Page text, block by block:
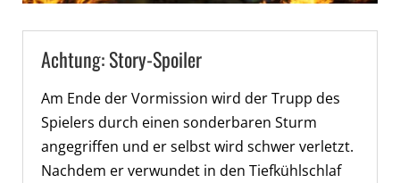
Achtung: Story-Spoiler
Am Ende der Vormission wird der Trupp des
Spielers durch einen sonderbaren Sturm
angegriffen und er selbst wird schwer verletzt.
Nachdem er verwundet in den Tiefkühlschlaf